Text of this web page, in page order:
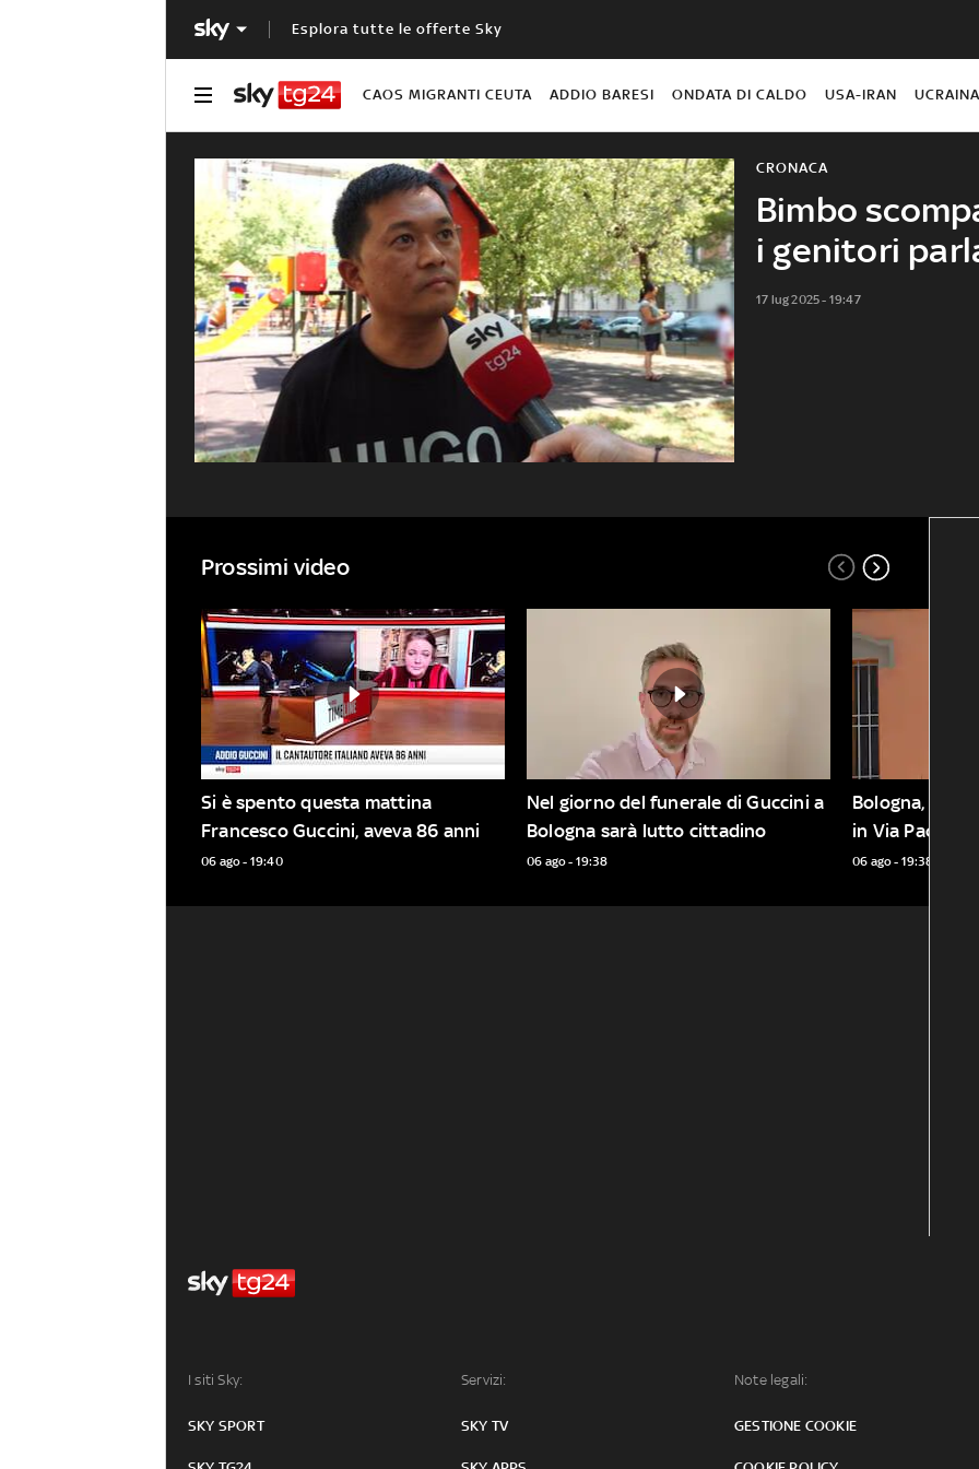
Esplora tutte le offerte Sky
CAOS MIGRANTI CEUTA ADDIO BARESI ONDATA DI CALDO USA-IRAN UCRAINA
Bimbo
i genitori
CRONACA
17 lug 2025 - 19:47
Prossimi video
Si è spento questa mattina
06 ago - 19:40
Nel giorno del funerale di Guccini a
Bologna sarà lutto cittadino
06 ago - 19:38
Bologna,
in Via Paolo
06 ago - 19:38
I siti Sky:
SKY SPORT
Servizi:
SKY TV
Note legali:
GESTIONE COOKIE